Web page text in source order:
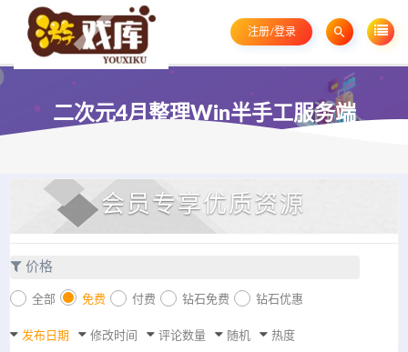
注册/登录
二次元4月整理Win半手工服务端
会员专享优质资源
价格
全部 免费 付费 钻石免费 钻石优惠
发布日期 修改时间 评论数量 随机 热度